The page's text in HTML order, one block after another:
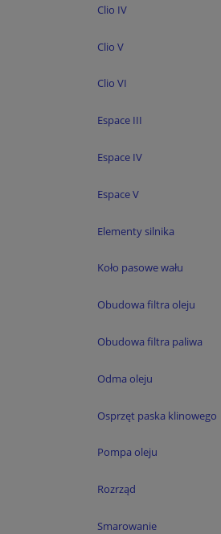
Clio IV
Clio V
Clio VI
Espace III
Espace IV
Espace V
Elementy silnika
Koło pasowe wału
Obudowa filtra oleju
Obudowa filtra paliwa
Odma oleju
Osprzęt paska klinowego
Pompa oleju
Rozrząd
Smarowanie